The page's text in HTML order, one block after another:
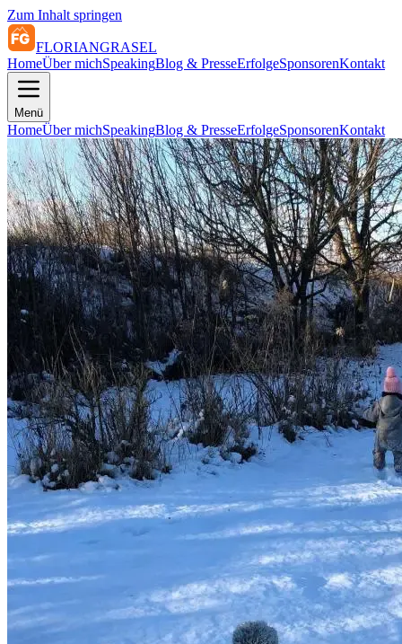
Zum Inhalt springen
FLORIANGRASEL
HomeÜber michSpeakingBlog & PresseErfolgeSponsorenKontakt
Menü
HomeÜber michSpeakingBlog & PresseErfolgeSponsorenKontakt